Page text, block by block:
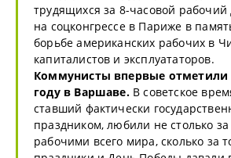
трудящихся за 8-часовой рабочий
на соцконгрессе в Париже в
борьбе американских рабочих в
капиталистов и эксплуататоров.
Коммунисты впервые отметили
году в Варшаве.В советское
ставший фактически
праздником, любили не столько за
рабочими всего мира, сколько за